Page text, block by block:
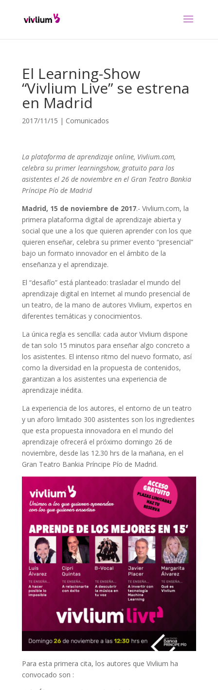
El Learning-Show
“Vivlium Live” se estrena
en Madrid
2017/11/15 | Comunicados
La plataforma de aprendizaje online, Vivlium.com,
celebra su primer learningshow, gratuito para los
asistentes el 26 de noviembre en el Gran Teatro Bankia
Príncipe Pío de Madrid
Madrid, 15 de noviembre de 2017.- Vivlium.com, la
primera plataforma digital de aprendizaje abierta y
social que une a los que quieren aprender con los que
quieren enseñar, celebra su primer evento “presencial”
bajo un formato innovador en el ámbito de la
enseñanza y el aprendizaje.
El “desafío” está planteado: trasladar el mundo del
aprendizaje digital en Internet al mundo presencial de
un teatro, de la mano de autores Vivlium, expertos en
diferentes temáticas y conocimientos.
La única regla es sencilla: cada autor Vivlium dispone
de tan solo 15 minutos para enseñar algo concreto a
los asistentes. El intenso ritmo del nuevo formato, así
como la diversidad en la propuesta de contenidos,
garantizan a los asistentes una experiencia de
aprendizaje inédita.
La experiencia de los autores, el entorno de un teatro
y un aforo limitado 300 asistentes son los ingredientes
que esta propuesta innovadora en el mundo del
aprendizaje ofrecerá el próximo domingo 26 de
noviembre, desde las 12.30 hrs de la mañana, en el
Gran Teatro Bankia Príncipe Pío de Madrid.
Para esta primera cita, los autores que Vivlium ha
convocado son :